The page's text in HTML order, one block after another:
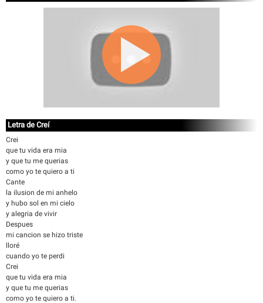
Letra de Creí
Crei
que tu vida era mia
y que tu me querias
como yo te quiero a ti
Cante
la ilusion de mi anhelo
y hubo sol en mi cielo
y alegria de vivir
Despues
mi cancion se hizo triste
lloré
cuando yo te perdi
Crei
que tu vida era mia
y que tu me querias
como yo te quiero a ti.